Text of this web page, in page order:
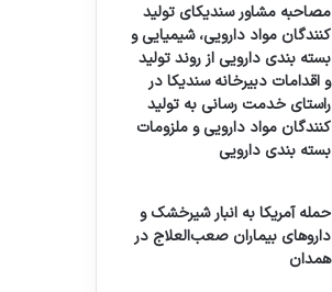
مصاحبه مشاور سندیکای تولید
کنندگان مواد دارویی، شیمیایی و
بسته بندی دارویی از روند تولید
و اقدامات دبیرخانه سندیکا در
راستای خدمت رسانی به تولید
کنندگان مواد دارویی و ملزومات
بسته بندی دارویی
حمله آمریکا به انبار شیرخشک و
داروهای بیماران صعب‌العلاج در
همدان